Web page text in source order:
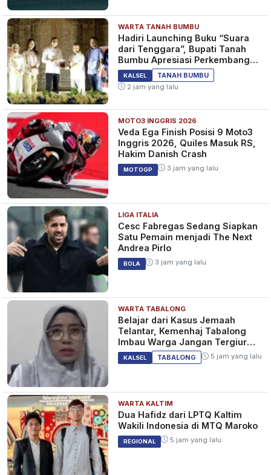
WARTA TANAH BUMBU
Hadiri Launching Buku “Suara
dari Tenggara”, Bupati Tanah
Bumbu Apresiasi Perkembangan
Literasi di Bumi Bersujud
KALSEL
TANAH BUMBU
2 jam yang lalu
MOTO3 INGGRIS 2026
Veda Ega Finish Posisi 9 Moto3
Inggris 2026, Quiles Masuk RS,
Hakim Danish Crash
MOTOGP 3 jam yang lalu
LIGA ITALIA
Cesc Fabregas Sedang Siapkan
Satu Pemain menjadi The Next
Andrea Pirlo
BOLA 3 jam yang lalu
WARTA TABALONG
Belajar dari Kasus Jemaah
Telantar, Kemenhaj Tabalong
Imbau Warga Jangan Tergiur
Umrah Murah
KALSEL TABALONG 5 jam yang lalu
WARTA KALTIM
Dua Hafidz dari LPTQ Kaltim
Wakili Indonesia di MTQ Maroko
REGIONAL 5 jam yang lalu